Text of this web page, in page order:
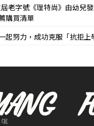
老字號《理特尚》由幼兒
購買清單
起努力，成功克服「抗拒上